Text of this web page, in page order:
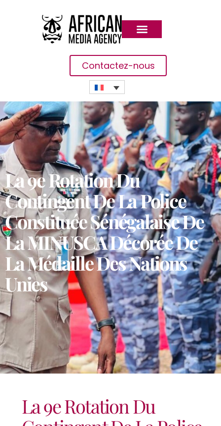
Contactez-nous
La 9e Rotation Du
Contingent De La Police
Constituée Sénégalaise De
La MINUSCA Décorée De
La Médaille Des Nations
Unies
La 9e Rotation Du